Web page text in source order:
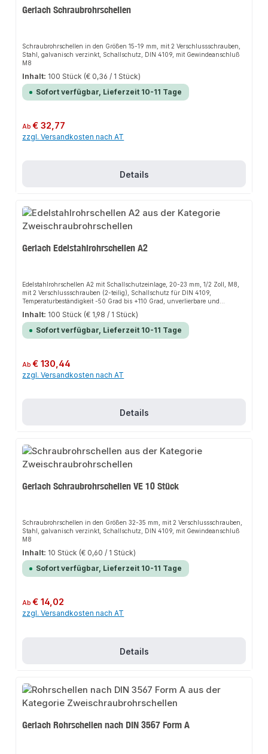
Gerlach Schraubrohrschellen
Schraubrohrschellen in den Größen 15-19 mm, mit 2 Verschlussschrauben,
Stahl, galvanisch verzinkt, Schallschutz, DIN 4109, mit Gewindeanschluß
M8
Inhalt: 100 Stück (€ 0,36 / 1 Stück)
Sofort verfügbar, Lieferzeit 10-11 Tage
Regulärer Preis:
Ab€ 32,77
zzgl. Versandkosten nach AT
Details
Gerlach Edelstahlrohrschellen A2
Edelstahlrohrschellen A2 mit Schallschutzeinlage, 20-23 mm, 1/2 Zoll, M8,
mit 2 Verschlussschrauben (2-teilig), Schallschutz für DIN 4109,
Temperaturbeständigkeit -50 Grad bis +110 Grad, unverlierbare und
schraubergerechte Verschlussschrauben
Inhalt: 100 Stück (€ 1,98 / 1 Stück)
Sofort verfügbar, Lieferzeit 10-11 Tage
Regulärer Preis:
Ab€ 130,44
zzgl. Versandkosten nach AT
Details
Gerlach Schraubrohrschellen VE 10 Stück
Schraubrohrschellen in den Größen 32-35 mm, mit 2 Verschlussschrauben,
Stahl, galvanisch verzinkt, Schallschutz, DIN 4109, mit Gewindeanschluß
M8
Inhalt: 10 Stück (€ 0,60 / 1 Stück)
Sofort verfügbar, Lieferzeit 10-11 Tage
Regulärer Preis:
Ab€ 14,02
zzgl. Versandkosten nach AT
Details
Gerlach Rohrschellen nach DIN 3567 Form A